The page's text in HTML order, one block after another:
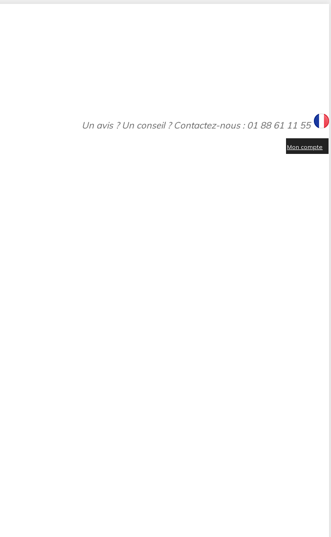
Un avis ? Un conseil ? Contactez-nous : 01 88 61 11 55
Mon compte